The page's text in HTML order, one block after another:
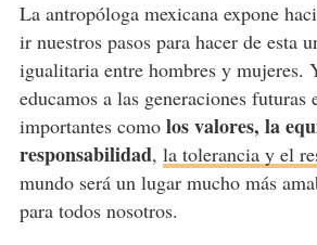
La antropóloga mexicana expone
ir nuestros pasos para hacer de esta
igualitaria entre hombres y mujeres.
educamos a las generaciones futuras
importantes como los valores, la
responsabilidad, la tolerancia y el
mundo será un lugar mucho más
para todos nosotros.